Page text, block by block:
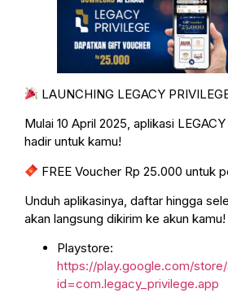
LAUNCHING LEGACY
Mulai 10 April 2025, aplikasi
hadir untuk kamu!
FREE Voucher Rp 25.000 untuk
Unduh aplikasinya, daftar hingga
akan langsung dikirim ke akun kamu!
Playstore:
https://play.google.com/
id=com.legacy_privilege.app